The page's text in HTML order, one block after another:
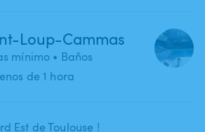
Loup-Cammas
mínimo • Baños
de 1 hora
Est de Toulouse !